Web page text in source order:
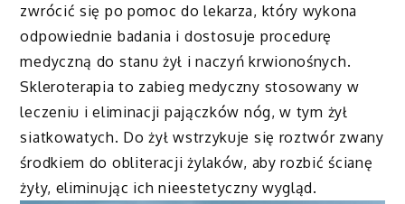
zwrócić się po pomoc do lekarza, który wykona
odpowiednie badania i dostosuje procedurę
medyczną do stanu żył i naczyń krwionośnych.
Skleroterapia to zabieg medyczny stosowany w
leczeniu i eliminacji pajączków nóg, w tym żył
siatkowatych. Do żył wstrzykuje się roztwór zwany
środkiem do obliteracji żylaków, aby rozbić ścianę
żyły, eliminując ich nieestetyczny wygląd.